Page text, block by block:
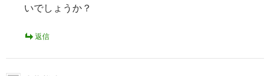
いでしょうか？
返信